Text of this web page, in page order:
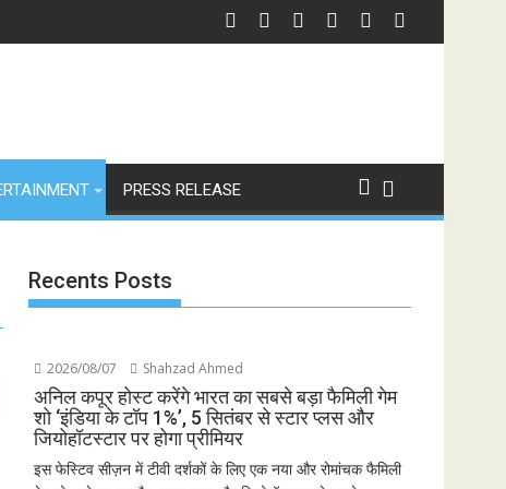
में उतरीं एक्ट्रेस खुशी भारद्वाज, इंस्टाग्राम पोस्ट में बोलीं— "स्टूडेंट्स पहले, हमेशा"
जियोस्टार का बड़ा
PRESS RELEASE
Recents Posts
2026/08/07 Shahzad Ahmed
अनिल कपूर होस्ट करेंगे भारत का सबसे बड़ा फैमिली गेम
शो ‘इंडिया के टॉप 1%’, 5 सितंबर से स्टार प्लस और
जियोहॉटस्टार पर होगा प्रीमियर
इस फेस्टिव सीज़न में टीवी दर्शकों के लिए एक नया और रोमांचक फैमिली